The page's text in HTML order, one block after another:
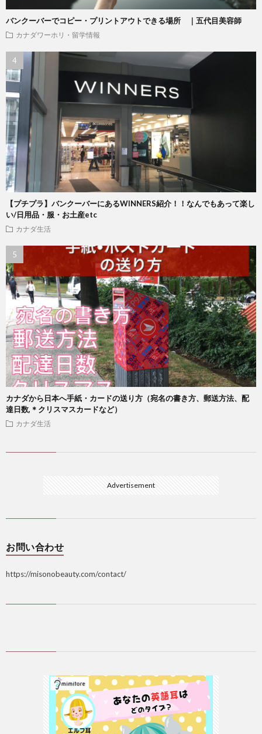
バンクーバーでコピー・プリントアウトできる場所 ｜五代目美容師
カナダワーホリ・留学情報
【プチプラ】バンクーバーにあるWINNERS紹介！！なんでもあって楽し
い/日用品・服・お土産etc
カナダ生活
カナダから日本へ手紙・カードの送り方（宛名の書き方、郵送方法、配
達日数,＊クリスマスカードなど）
カナダ生活
Advertisement
お問い合わせ
https://misonobeauty.com/contact/